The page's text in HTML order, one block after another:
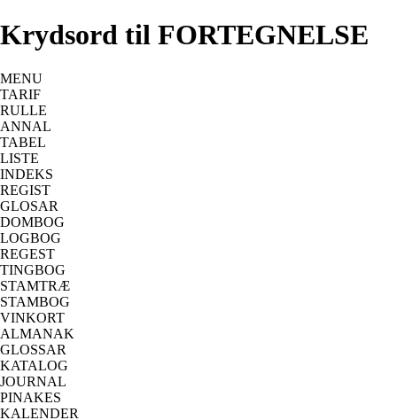
Krydsord til FORTEGNELSE
MENU
TARIF
RULLE
ANNAL
TABEL
LISTE
INDEKS
REGIST
GLOSAR
DOMBOG
LOGBOG
REGEST
TINGBOG
STAMTRÆ
STAMBOG
VINKORT
ALMANAK
GLOSSAR
KATALOG
JOURNAL
PINAKES
KALENDER